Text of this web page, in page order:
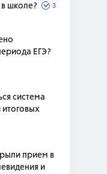
школе?
3
ЕГЭ?
система
итоговых
прием в
и